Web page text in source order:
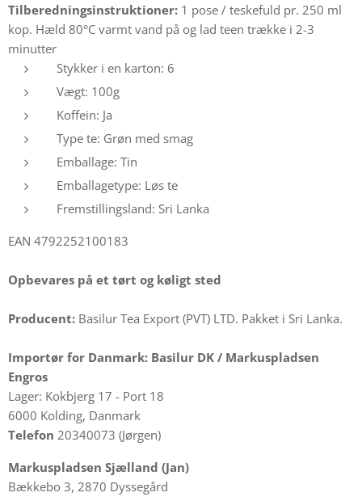
Tilberedningsinstruktioner: 1 pose / teskefuld pr. 250 ml
kop. Hæld 80°C varmt vand på og lad teen trække i 2-3
minutter
Stykker i en karton: 6
Vægt: 100g
Koffein: Ja
Type te: Grøn med smag
Emballage: Tin
Emballagetype: Løs te
Fremstillingsland: Sri Lanka
EAN 4792252100183
Opbevares på et tørt og køligt sted
Producent: Basilur Tea Export (PVT) LTD. Pakket i Sri Lanka.
Importør for Danmark: Basilur DK / Markuspladsen
Engros
Lager: Kokbjerg 17 - Port 18
6000 Kolding, Danmark
Telefon 20340073 (Jørgen)
Markuspladsen Sjælland (Jan)
Bækkebo 3, 2870 Dyssegård